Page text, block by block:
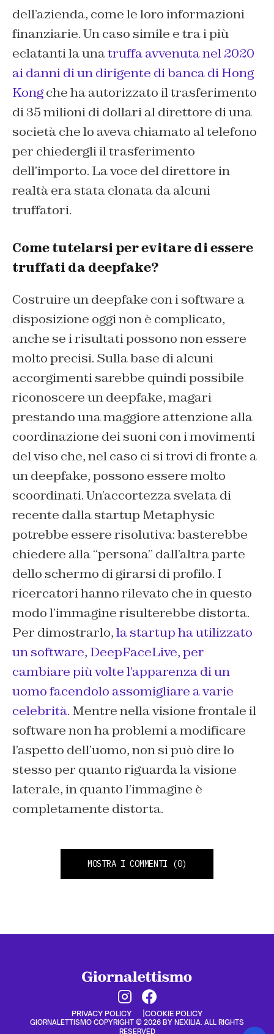
dell’azienda, come le loro informazioni
finanziarie. Un caso simile e tra i più
eclatanti la unatruffa avvenuta nel 2020
ai danni di un dirigente di banca di Hong
Kongche ha autorizzato il trasferimento
di 35 milioni di dollari al direttore di una
società che lo aveva chiamato al telefono
per chiedergli il trasferimento
dell’importo. La voce del direttore in
realtà era stata clonata da alcuni
truffatori.
Come tutelarsi per evitare di essere
truffati da deepfake?
Costruire un deepfake con i software a
disposizione oggi non è complicato,
anche se i risultati possono non essere
molto precisi. Sulla base di alcuni
accorgimenti sarebbe quindi possibile
riconoscere un deepfake, magari
prestando una maggiore attenzione alla
coordinazione dei suoni con i movimenti
del viso che, nel caso ci si trovi di fronte a
un deepfake, possono essere molto
scoordinati. Un’accortezza svelata di
recente dalla startup Metaphysic
potrebbe essere risolutiva: basterebbe
chiedere alla “persona” dall’altra parte
dello schermo di girarsi di profilo. I
ricercatori hanno rilevato che in questo
modo l’immagine risulterebbe distorta.
Per dimostrarlo,la startup ha utilizzato
un software, DeepFaceLive, per
cambiare più volte l’apparenza di un
uomo facendolo assomigliare a varie
celebrità. Mentre nella visione frontale il
software non ha problemi a modificare
l’aspetto dell’uomo, non si può dire lo
stesso per quanto riguarda la visione
laterale, in quanto l’immagine è
completamente distorta.
MOSTRA I COMMENTI (0)
PRIVACY POLICY COOKIE POLICY
GIORNALETTISMO COPYRIGHT © 2026 BY NEXILIA. ALL RIGHTS
RESERVED